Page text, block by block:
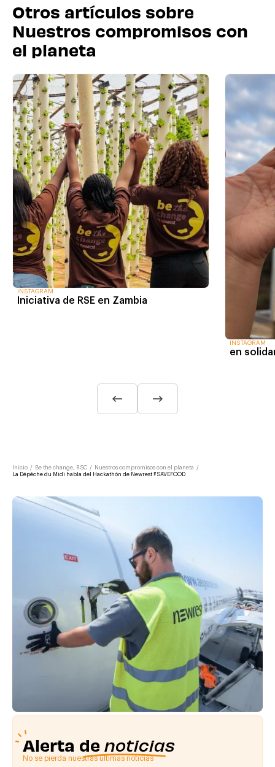
Otros artículos sobre
Nuestros compromisos con
el planeta
INSTAGRAM
Iniciativa de RSE en Zambia
INSTAGRAM
en
Inicio / Be the change, RSC / Nuestros compromisos con el planeta /
La Dépêche du Midi habla del Hackathón de Newrest #SAVEFOOD
Alerta de noticias
No se pierda nuestras últimas noticias